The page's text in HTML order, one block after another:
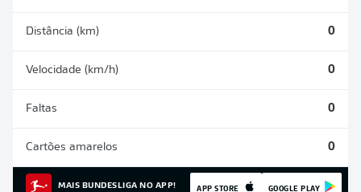
Distância (km) 0
Velocidade (km/h) 0
Faltas 0
Cartões amarelos 0
MAIS BUNDESLIGA NO APP! APP STORE GOOGLE PLAY